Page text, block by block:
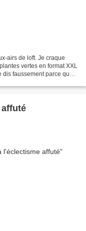
airs de loft. Je craque
vertes en format XXL
dis faussement parce que,